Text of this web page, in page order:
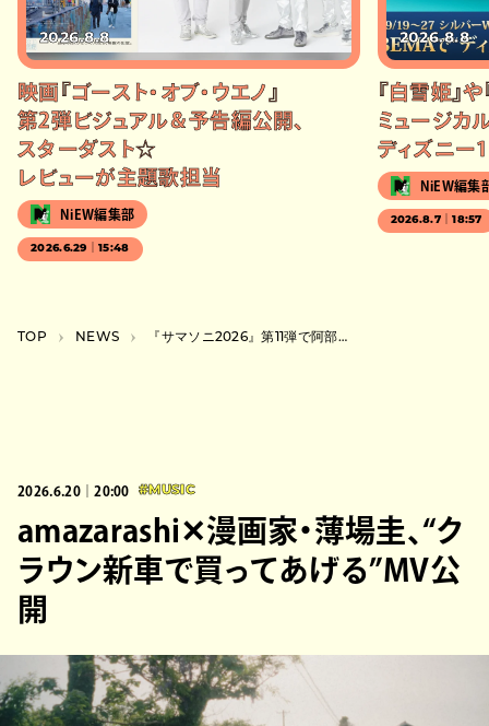
2026.8.8
映画『ゴースト・オブ・ウエノ』
第2弾ビジュアル＆予告編公開、
スターダスト☆
レビューが主題歌担当
NiEW編集部
2026.6.29｜15:48
2026.8.8
『白雪姫』
ミュージカル
ディズニー
NiEW編集
2026.8.7｜18:57
TOP NEWS 『サマソニ2026』第11弾で阿部真央、in-d、lil soft tennis、七尾旅人ら15組
2026.6.20｜20:00 #MUSIC
amazarashi✕漫画家・薄場圭、“ク
ラウン新車で買ってあげる”MV公
開